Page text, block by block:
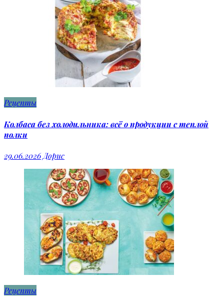
Рецепты
Колбаса без холодильника: всё о продукции с теплой
полки
29.06.2026 Дорис
Рецепты